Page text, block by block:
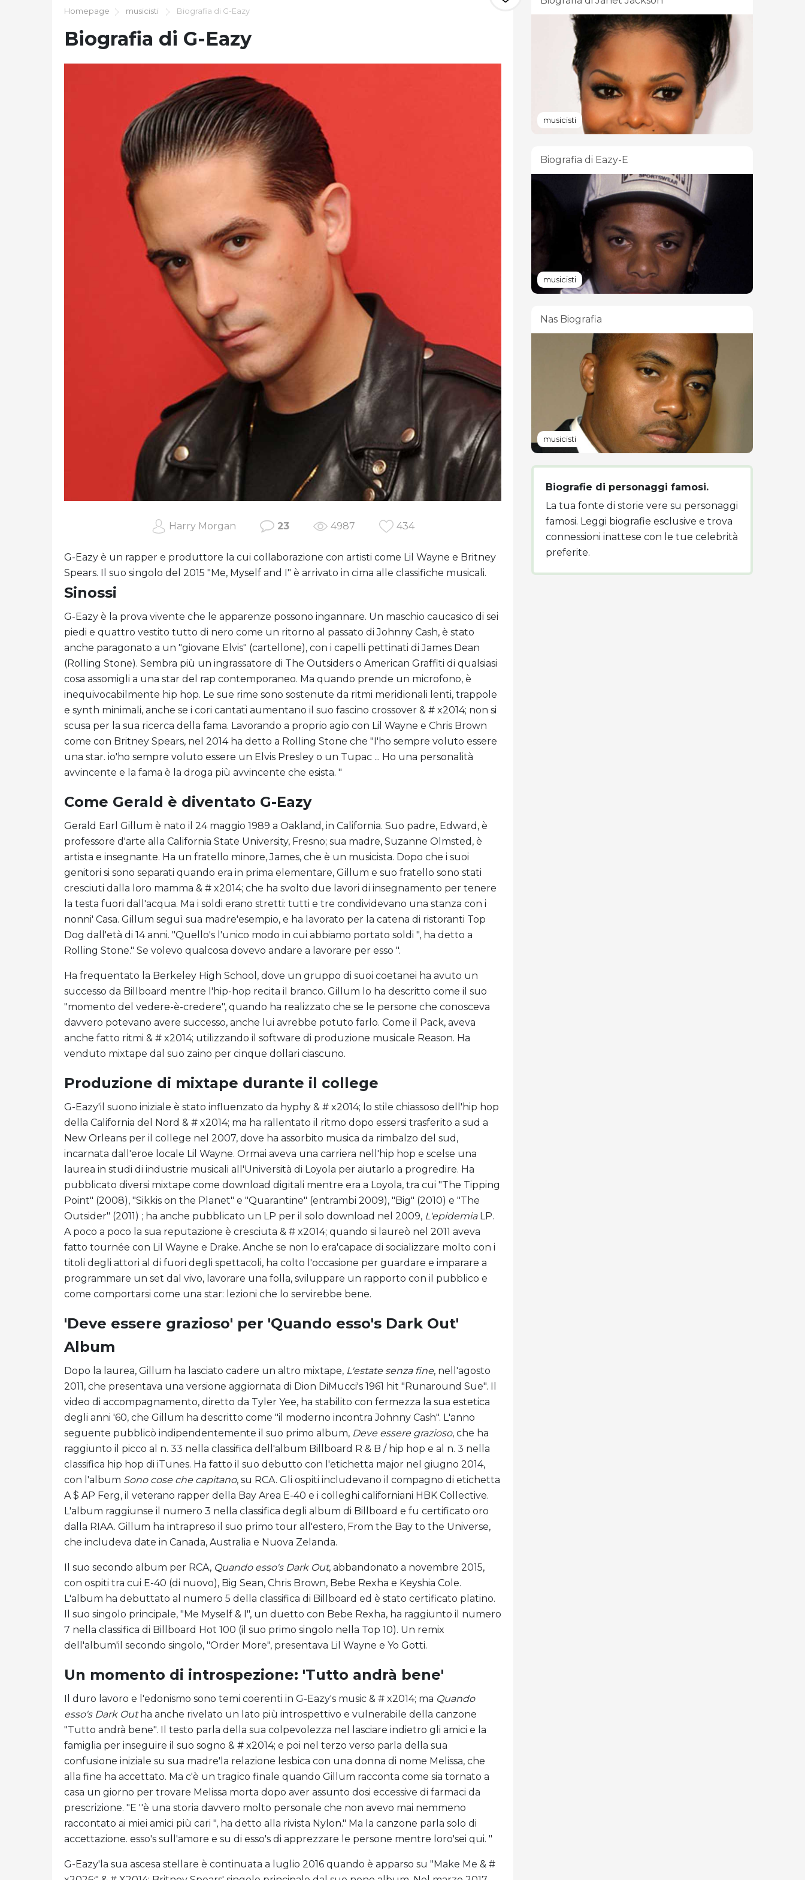
Homepage musicisti Biografia di G-Eazy
Biografia di G-Eazy
Harry Morgan 23 4987 434
G-Eazy è un rapper e produttore la cui collaborazione con artisti come Lil Wayne e Britney
Spears. Il suo singolo del 2015 "Me, Myself and I" è arrivato in cima alle classifiche musicali.
Sinossi
G-Eazy è la prova vivente che le apparenze possono ingannare. Un maschio caucasico di sei
piedi e quattro vestito tutto di nero come un ritorno al passato di Johnny Cash, è stato
anche paragonato a un "giovane Elvis" (cartellone), con i capelli pettinati di James Dean
(Rolling Stone). Sembra più un ingrassatore di The Outsiders o American Graffiti di qualsiasi
cosa assomigli a una star del rap contemporaneo. Ma quando prende un microfono, è
inequivocabilmente hip hop. Le sue rime sono sostenute da ritmi meridionali lenti, trappole
e synth minimali, anche se i cori cantati aumentano il suo fascino crossover & # x2014; non si
scusa per la sua ricerca della fama. Lavorando a proprio agio con Lil Wayne e Chris Brown
come con Britney Spears, nel 2014 ha detto a Rolling Stone che "I'ho sempre voluto essere
una star. io'ho sempre voluto essere un Elvis Presley o un Tupac ... Ho una personalità
avvincente e la fama è la droga più avvincente che esista. "
Come Gerald è diventato G-Eazy
Gerald Earl Gillum è nato il 24 maggio 1989 a Oakland, in California. Suo padre, Edward, è
professore d'arte alla California State University, Fresno; sua madre, Suzanne Olmsted, è
artista e insegnante. Ha un fratello minore, James, che è un musicista. Dopo che i suoi
genitori si sono separati quando era in prima elementare, Gillum e suo fratello sono stati
cresciuti dalla loro mamma & # x2014; che ha svolto due lavori di insegnamento per tenere
la testa fuori dall'acqua. Ma i soldi erano stretti: tutti e tre condividevano una stanza con i
nonni' Casa. Gillum seguì sua madre'esempio, e ha lavorato per la catena di ristoranti Top
Dog dall'età di 14 anni. "Quello's l'unico modo in cui abbiamo portato soldi ", ha detto a
Rolling Stone." Se volevo qualcosa dovevo andare a lavorare per esso ".
Ha frequentato la Berkeley High School, dove un gruppo di suoi coetanei ha avuto un
successo da Billboard mentre l'hip-hop recita il branco. Gillum lo ha descritto come il suo
"momento del vedere-è-credere", quando ha realizzato che se le persone che conosceva
davvero potevano avere successo, anche lui avrebbe potuto farlo. Come il Pack, aveva
anche fatto ritmi & # x2014; utilizzando il software di produzione musicale Reason. Ha
venduto mixtape dal suo zaino per cinque dollari ciascuno.
Produzione di mixtape durante il college
G-Eazy'il suono iniziale è stato influenzato da hyphy & # x2014; lo stile chiassoso dell'hip hop
della California del Nord & # x2014; ma ha rallentato il ritmo dopo essersi trasferito a sud a
New Orleans per il college nel 2007, dove ha assorbito musica da rimbalzo del sud,
incarnata dall'eroe locale Lil Wayne. Ormai aveva una carriera nell'hip hop e scelse una
laurea in studi di industrie musicali all'Università di Loyola per aiutarlo a progredire. Ha
pubblicato diversi mixtape come download digitali mentre era a Loyola, tra cui "The Tipping
Point" (2008), "Sikkis on the Planet" e "Quarantine" (entrambi 2009), "Big" (2010) e "The
Outsider" (2011) ; ha anche pubblicato un LP per il solo download nel 2009, L'epidemiaLP.
A poco a poco la sua reputazione è cresciuta & # x2014; quando si laureò nel 2011 aveva
fatto tournée con Lil Wayne e Drake. Anche se non lo era'capace di socializzare molto con i
titoli degli attori al di fuori degli spettacoli, ha colto l'occasione per guardare e imparare a
programmare un set dal vivo, lavorare una folla, sviluppare un rapporto con il pubblico e
come comportarsi come una star: lezioni che lo servirebbe bene.
'Deve essere grazioso' per 'Quando esso's Dark Out'
Album
Dopo la laurea, Gillum ha lasciato cadere un altro mixtape, L'estate senza fine, nell'agosto
2011, che presentava una versione aggiornata di Dion DiMucci's 1961 hit "Runaround Sue". Il
video di accompagnamento, diretto da Tyler Yee, ha stabilito con fermezza la sua estetica
degli anni '60, che Gillum ha descritto come "il moderno incontra Johnny Cash". L'anno
seguente pubblicò indipendentemente il suo primo album, Deve essere grazioso, che ha
raggiunto il picco al n. 33 nella classifica dell'album Billboard R & B / hip hop e al n. 3 nella
classifica hip hop di iTunes. Ha fatto il suo debutto con l'etichetta major nel giugno 2014,
con l'album Sono cose che capitano, su RCA. Gli ospiti includevano il compagno di etichetta
A $ AP Ferg, il veterano rapper della Bay Area E-40 e i colleghi californiani HBK Collective.
L'album raggiunse il numero 3 nella classifica degli album di Billboard e fu certificato oro
dalla RIAA. Gillum ha intrapreso il suo primo tour all'estero, From the Bay to the Universe,
che includeva date in Canada, Australia e Nuova Zelanda.
Il suo secondo album per RCA, Quando esso's Dark Out, abbandonato a novembre 2015,
con ospiti tra cui E-40 (di nuovo), Big Sean, Chris Brown, Bebe Rexha e Keyshia Cole.
L'album ha debuttato al numero 5 della classifica di Billboard ed è stato certificato platino.
Il suo singolo principale, "Me Myself & I", un duetto con Bebe Rexha, ha raggiunto il numero
7 nella classifica di Billboard Hot 100 (il suo primo singolo nella Top 10). Un remix
dell'album'il secondo singolo, "Order More", presentava Lil Wayne e Yo Gotti.
Un momento di introspezione: 'Tutto andrà bene'
Il duro lavoro e l'edonismo sono temi coerenti in G-Eazy's music & # x2014; ma Quando
esso's Dark Outha anche rivelato un lato più introspettivo e vulnerabile della canzone
"Tutto andrà bene". Il testo parla della sua colpevolezza nel lasciare indietro gli amici e la
famiglia per inseguire il suo sogno & # x2014; e poi nel terzo verso parla della sua
confusione iniziale su sua madre'la relazione lesbica con una donna di nome Melissa, che
alla fine ha accettato. Ma c'è un tragico finale quando Gillum racconta come sia tornato a
casa un giorno per trovare Melissa morta dopo aver assunto dosi eccessive di farmaci da
prescrizione. "E ''è una storia davvero molto personale che non avevo mai nemmeno
raccontato ai miei amici più cari ", ha detto alla rivista Nylon." Ma la canzone parla solo di
accettazione. esso's sull'amore e su di esso's di apprezzare le persone mentre loro'sei qui. "
G-Eazy'la sua ascesa stellare è continuata a luglio 2016 quando è apparso su "Make Me & #
musicisti
Biografia di Eazy-E
musicisti
Nas Biografia
musicisti
Biografie di personaggi famosi.
La tua fonte di storie vere su personaggi
famosi. Leggi biografie esclusive e trova
connessioni inattese con le tue celebrità
preferite.